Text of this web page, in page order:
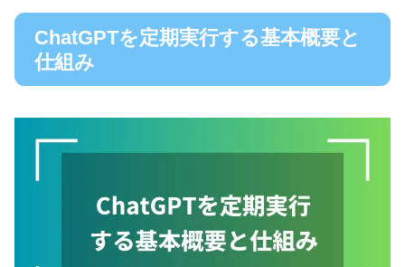
ChatGPTを定期実行する基本概要と
仕組み